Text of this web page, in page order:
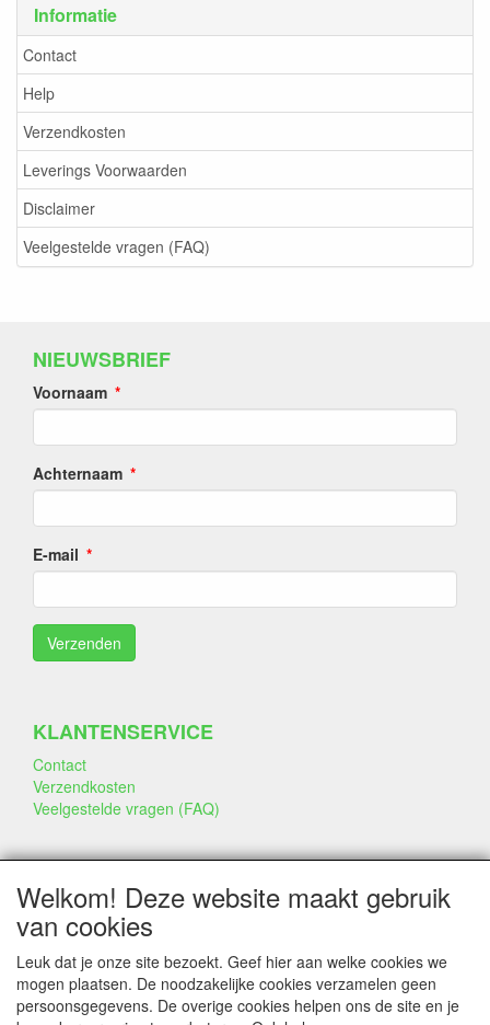
Informatie
Contact
Help
Verzendkosten
Leverings Voorwaarden
Disclaimer
Veelgestelde vragen (FAQ)
NIEUWSBRIEF
Voornaam
Achternaam
E-mail
KLANTENSERVICE
Contact
Verzendkosten
Veelgestelde vragen (FAQ)
SOCIALE MEDIA
Welkom! Deze website maakt gebruik
van cookies
Leuk dat je onze site bezoekt. Geef hier aan welke cookies we
mogen plaatsen. De noodzakelijke cookies verzamelen geen
persoonsgegevens. De overige cookies helpen ons de site en je